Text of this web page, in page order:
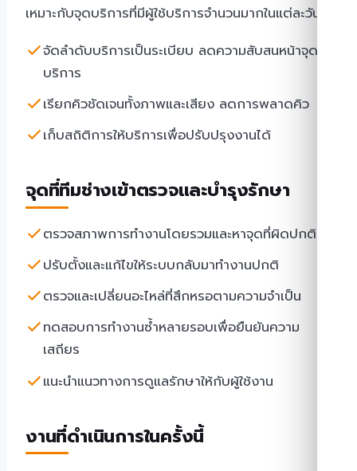
เหมาะกับจุดบริการที่มีผู้ใช้บริการจำนวนมากในแต่ละวัน
จัดลำดับบริการเป็นระเบียบ ลดความสับสนหน้าจุด
บริการ
เรียกคิวชัดเจนทั้งภาพและเสียง ลดการพลาดคิว
เก็บสถิติการให้บริการเพื่อปรับปรุงงานได้
จุดที่ทีมช่างเข้าตรวจและบำรุงรักษา
ตรวจสภาพการทำงานโดยรวมและหาจุดที่ผิดปกติ
ปรับตั้งและแก้ไขให้ระบบกลับมาทำงานปกติ
ตรวจและเปลี่ยนอะไหล่ที่สึกหรอตามความจำเป็น
ทดสอบการทำงานซ้ำหลายรอบเพื่อยืนยันความ
เสถียร
แนะนำแนวทางการดูแลรักษาให้กับผู้ใช้งาน
งานที่ดำเนินการในครั้งนี้